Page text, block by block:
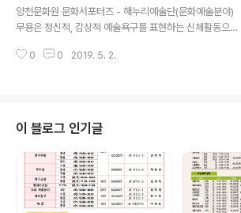
울시민을 위한 음악회 등을 개최함으로서 2013년에는 서
울시 최우수단체 서울시장상을 수상하였습니다. 최종걸 단
학교 음악대학 기악과 수석졸업 * 미국 Bernaden Univ
양천문화원 문화서포터즈 - 해누리예술단(문화예술분야)
무용은 정신적, 감상적 예술욕구를 표현하는 신체활동으로
여주는 중요한 표현방법이다. 해누리예술단은 청소년의 성
문화예술 발전에 기여함을 목적으로한다. ◆ 단 장 : 최경
란 -이화여자대학교 무용과 졸업 -이화여자대학교 대학원
졸업 -한양대학교 교육대학원 체육교육과 졸업 -현)신라대
학교 창조공연예술학부 무용학과 초빙교수 서울여대, 성신
여대 출강 덕원예고 지도강사 -무형문화재 제40호 학연화
대합설무 이수자 ◆ 무용단 연혁 -2015. 4 해누..
0 0 2019. 5. 2.
이 블로그 인기글